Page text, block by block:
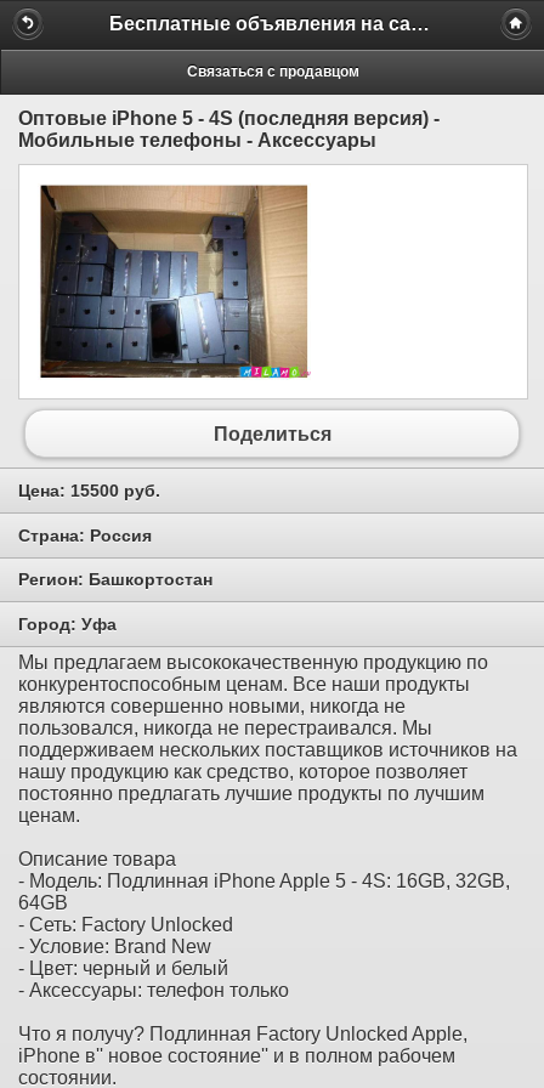
Бесплатные объявления на сайте MILAMO.ru
Связаться с продавцом
Оптовые iPhone 5 - 4S (последняя версия) -
Мобильные телефоны - Аксессуары
Поделиться
Цена: 15500 руб.
Страна: Россия
Регион: Башкортостан
Город: Уфа
Мы предлагаем высококачественную продукцию по
конкурентоспособным ценам. Все наши продукты
являются совершенно новыми, никогда не
пользовался, никогда не перестраивался. Мы
поддерживаем нескольких поставщиков источников на
нашу продукцию как средство, которое позволяет
постоянно предлагать лучшие продукты по лучшим
ценам.
Описание товара
- Модель: Подлинная iPhone Apple 5 - 4S: 16GB, 32GB,
64GB
- Сеть: Factory Unlocked
- Условие: Brand New
- Цвет: черный и белый
- Аксессуары: телефон только
Что я получу? Подлинная Factory Unlocked Apple,
iPhone в'' новое состояние'' и в полном рабочем
состоянии.